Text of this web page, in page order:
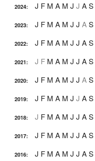
2024: J F M A M J J AS
2023: J F M A M J J AS
2022: J F M A M J J AS
2021: J F M A M J J AS
2020: J F M A M J J AS
2019: J F M A M J J AS
2018: J F M A M J J AS
2017: J F M A M J J AS
2016: J F M A M J J AS